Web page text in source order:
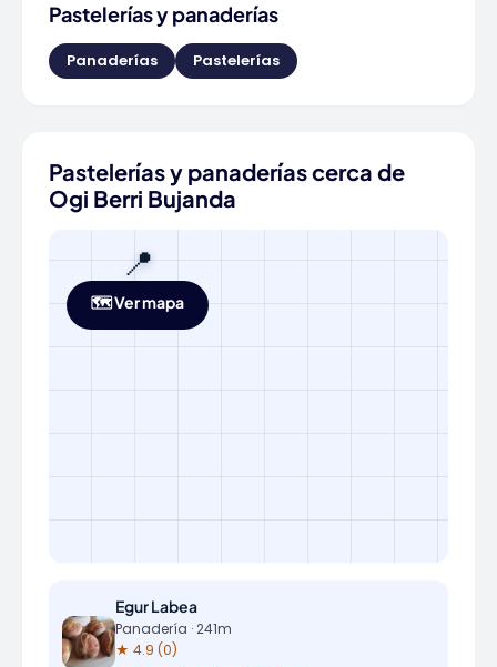
Pastelerías y panaderías
Panaderías Pastelerías
Pastelerías y panaderías cerca de
Ogi Berri Bujanda
📍
🗺️ Ver mapa
Egur Labea
Panadería · 241m
★ 4.9 (0)